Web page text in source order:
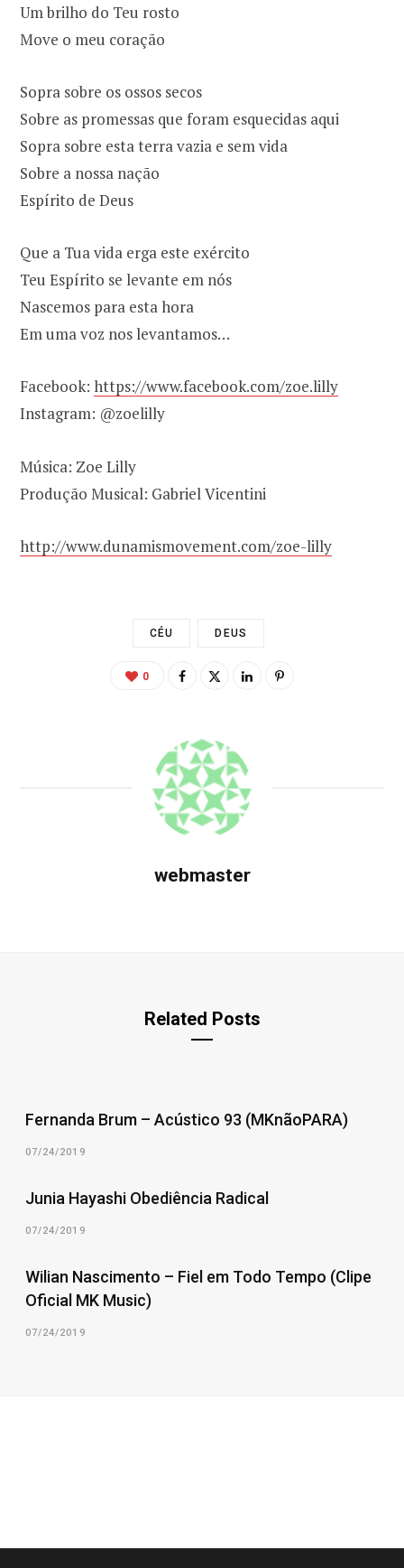
Um brilho do Teu rosto
Move o meu coração
Sopra sobre os ossos secos
Sobre as promessas que foram esquecidas aqui
Sopra sobre esta terra vazia e sem vida
Sobre a nossa nação
Espírito de Deus
Que a Tua vida erga este exército
Teu Espírito se levante em nós
Nascemos para esta hora
Em uma voz nos levantamos…
Facebook: https://www.facebook.com/zoe.lilly
Instagram: @zoelilly
Música: Zoe Lilly
Produção Musical: Gabriel Vicentini
http://www.dunamismovement.com/zoe-lilly
CÉU DEUS
0
webmaster
Related Posts
Fernanda Brum – Acústico 93 (MKnãoPARA)
07/24/2019
Junia Hayashi Obediência Radical
07/24/2019
Wilian Nascimento – Fiel em Todo Tempo (Clipe
Oficial MK Music)
07/24/2019